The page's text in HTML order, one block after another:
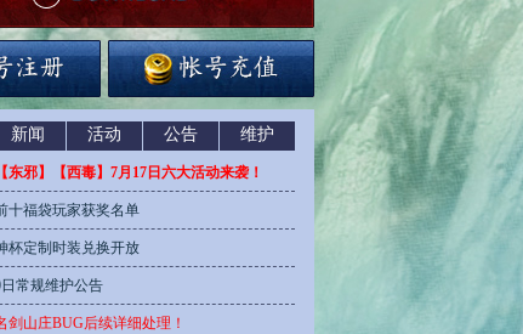
新闻 活动 公告 维护
东邪】【西毒】7月17日六大活动来袭！
十福袋玩家获奖名单
杯定制时装兑换开放
常规维护公告
剑山庄BUG后续详细处理！